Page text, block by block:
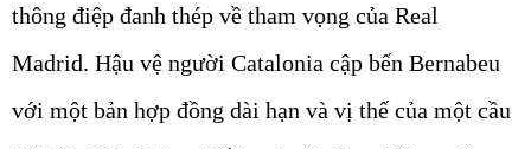
thông điệp đanh thép về tham vọng của Real
Madrid. Hậu vệ người Catalonia cập bến Bernabeu
với một bản hợp đồng dài hạn và vị thế của một cầu